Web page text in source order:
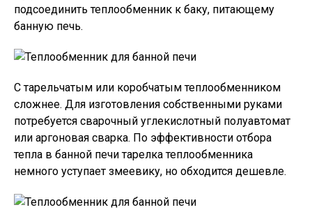
подсоединить теплообменник к баку, питающему
банную печь.
С тарельчатым или коробчатым теплообменником
сложнее. Для изготовления собственными руками
потребуется сварочный углекислотный полуавтомат
или аргоновая сварка. По эффективности отбора
тепла в банной печи тарелка теплообменника
немного уступает змеевику, но обходится дешевле.